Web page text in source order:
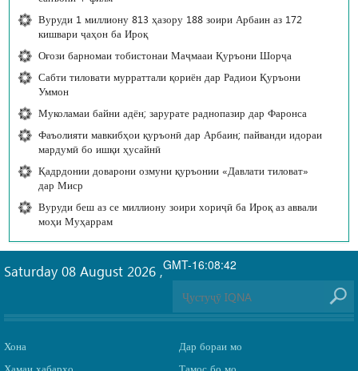
Вуруди 1 миллиону 813 ҳазору 188 зоири Арбаин аз 172
кишвари ҷаҳон ба Ироқ
Оғози барномаи тобистонаи Маҷмааи Қуръони Шорҷа
Сабти тиловати мурраттали қориён дар Радиои Қуръони
Уммон
Муколамаи байни адён; зарурате раднопазир дар Фаронса
Фаъолияти мавкибҳои қуръонӣ дар Арбаин; пайванди идораи
мардумӣ бо ишқи ҳусайнӣ
Қадрдонии доварони озмуни қуръонии «Давлати тиловат»
дар Миср
Вуруди беш аз се миллиону зоири хориҷӣ ба Ироқ аз аввали
моҳи Муҳаррам
GMT-16:08:42
Saturday 08 August 2026 ,
Хона
Дар бораи мо